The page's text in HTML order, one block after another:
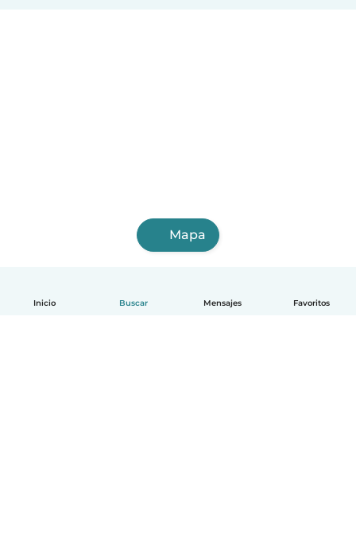
Inicio Buscar Mensajes Favoritos
Mapa